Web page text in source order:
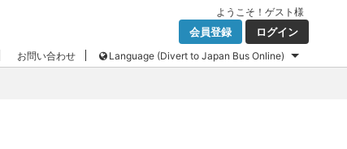
ようこそ！ ゲスト 様
会員登録 ログイン
お問い合わせ Language (Divert to Japan Bus Online)